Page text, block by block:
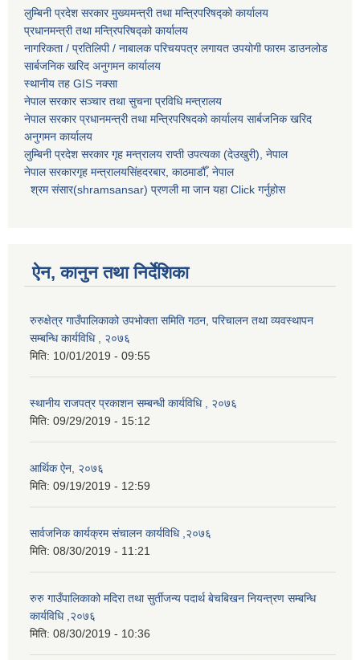
लुम्बिनी प्रदेश सरकार मुख्यमन्त्री तथा मन्त्रिपरिषद्को कार्यालय
प्रधानमन्त्री तथा मन्त्रिपरिषद्को कार्यालय
नागरिकता / प्रतिलिपी / नाबालक परिचयपत्र लगायत उपयोगी फारम डाउनलोड
सार्बजनिक खरिद अनुगमन कार्यालय
स्थानीय तह GIS नक्सा
नेपाल सरकारसञ्चार तथा सुचना प्रविधि मन्त्रालय
नेपाल सरकार प्रधानमन्त्री तथा मन्त्रिपरिषदको कार्यालय सार्बजनिक खरिद
अनुगमन कार्यालय
लुम्बिनी प्रदेश सरकार गृह मन्त्रालय राप्ती उपत्यका (देउखुरी), नेपाल
नेपाल सरकारगृह मन्त्रालयसिंहदरबार, काठमाडौँ, नेपाल
श्रम संसार(shramsansar) प्रणली मा जान यहा Click गर्नुहोस
ऐन, कानुन तथा निर्देशिका
रुरुक्षेत्र गाउँपालिकाको उपभोक्ता समिति गठन, परिचालन तथा व्यवस्थापन
सम्बन्धि कार्यविधि , २०७६
मिति: 10/01/2019 - 09:55
स्थानीय राजपत्र प्रकाशन सम्बन्धी कार्यविधि , २०७६
मिति: 09/29/2019 - 15:12
आर्थिक ऐन, २०७६
मिति: 09/19/2019 - 12:59
सार्वजनिक कार्यक्रम संचालन कार्यविधि ,२०७६
मिति: 08/30/2019 - 11:21
रुरु गाउँपालिकाको मदिरा तथा सुर्तीजन्य पदार्थ बेचबिखन नियन्त्रण सम्बन्धि
कार्यविधि ,२०७६
मिति: 08/30/2019 - 10:36